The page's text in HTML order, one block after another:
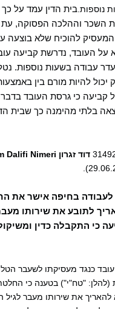
נוספות. בית הדין עמד על
הגנת השכר וההלכה הפסוקה,
להוכיח שלא בוצעה
על העובד, נדרשת קביעה
עבודה בשעות נוספות.
להיות מורם בין
קביעה כי גרסת העובד
בלתי מהימנה כך שבית
דוד זגרון Dalifi Nimeri
לעבודה בחיפה אישר את
לתובע את שירותו
כי התקבלה כדין
כנגד מעסיקתו לשעבר
(להלן: "טח"י") בטענה כי
את שירותו מעבר לגיל